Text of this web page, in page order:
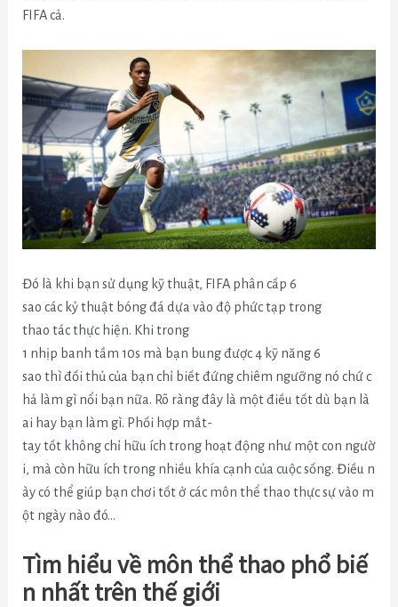
FIFA cả.
Đó là khi bạn sử dụng kỹ thuật, FIFA phân cấp 6
sao các kỷ thuật bóng đá dựa vào độ phức tạp trong
thao tác thực hiện. Khi trong
1 nhịp banh tầm 10s mà bạn bung được 4 kỹ năng 6
sao thì đối thủ của bạn chỉ biết đứng chiêm ngưỡng nó chứ c
hả làm gì nổi bạn nữa. Rõ ràng đây là một điều tốt dù bạn là
ai hay bạn làm gì. Phối hợp mắt-
tay tốt không chỉ hữu ích trong hoạt động như một con ngườ
i, mà còn hữu ích trong nhiều khía cạnh của cuộc sống. Điều n
ày có thể giúp bạn chơi tốt ở các môn thể thao thực sự vào m
ột ngày nào đó…
Tìm hiểu về môn thể thao phổ biế
n nhất trên thế giới